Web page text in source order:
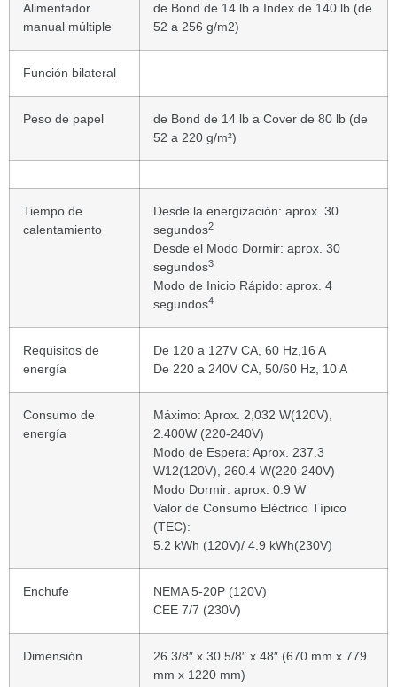
Alimentador
manual múltiple
de Bond de 14 lb a Index de 140 lb (de
52 a 256 g/m2)
Función bilateral
Peso de papel
de Bond de 14 lb a Cover de 80 lb (de
52 a 220 g/m²)
Tiempo de
calentamiento
Desde la energización: aprox. 30
segundos2
Desde el Modo Dormir: aprox. 30
segundos3
Modo de Inicio Rápido: aprox. 4
segundos4
Requisitos de
energía
De 120 a 127V CA, 60 Hz,16 A
De 220 a 240V CA, 50/60 Hz, 10 A
Consumo de
energía
Máximo: Aprox. 2,032 W(120V),
2.400W (220-240V)
Modo de Espera: Aprox. 237.3
W12(120V), 260.4 W(220-240V)
Modo Dormir: aprox. 0.9 W
Valor de Consumo Eléctrico Típico
(TEC):
5.2 kWh (120V)/ 4.9 kWh(230V)
Enchufe
NEMA 5-20P (120V)
CEE 7/7 (230V)
Dimensión
26 3/8″ x 30 5/8″ x 48″ (670 mm x 779
mm x 1220 mm)